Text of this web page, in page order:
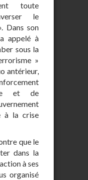
toute
le
Dans son
appelé à
sous la
»
antérieur,
et de
à la crise
que le
dans la
à ses
organisé